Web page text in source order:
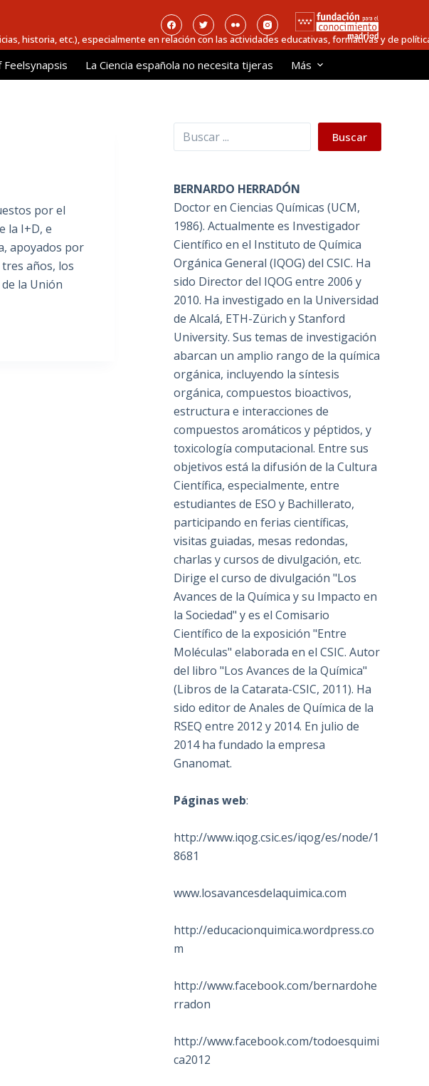
historia, etc.), especialmente en relación con las actividades educativas, formativas y de
Feelsynapsis La Ciencia española no necesita tijeras Más
por el
la I+D, e
apoyados por
años, los
la Unión
Buscar Buscar
BERNARDO HERRADÓN
Doctor en Ciencias Químicas (UCM,
1986). Actualmente es Investigador
Científico en el Instituto de Química
Orgánica General (IQOG) del CSIC. Ha
sido Director del IQOG entre 2006 y
2010. Ha investigado en la Universidad
de Alcalá, ETH-Zürich y Stanford
University. Sus temas de investigación
abarcan un amplio rango de la química
orgánica, incluyendo la síntesis
orgánica, compuestos bioactivos,
estructura e interacciones de
compuestos aromáticos y péptidos, y
toxicología computacional. Entre sus
objetivos está la difusión de la Cultura
Científica, especialmente, entre
estudiantes de ESO y Bachillerato,
participando en ferias científicas,
visitas guiadas, mesas redondas,
charlas y cursos de divulgación, etc.
Dirige el curso de divulgación "Los
Avances de la Química y su Impacto en
la Sociedad" y es el Comisario
Científico de la exposición "Entre
Moléculas" elaborada en el CSIC. Autor
del libro "Los Avances de la Química"
(Libros de la Catarata-CSIC, 2011). Ha
sido editor de Anales de Química de la
RSEQ entre 2012 y 2014. En julio de
2014 ha fundado la empresa
Gnanomat.
Páginas web:
http://www.iqog.csic.es/iqog/es/node/1
8681
www.losavancesdelaquimica.com
http://educacionquimica.wordpress.co
m
http://www.facebook.com/bernardohe
rradon
http://www.facebook.com/todoesquimi
ca2012